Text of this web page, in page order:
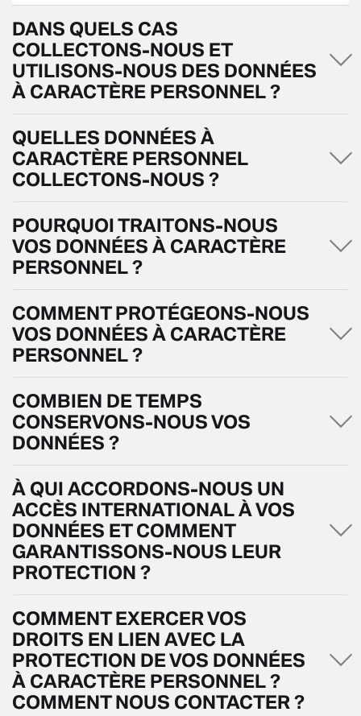
DANS QUELS CAS
COLLECTONS-NOUS ET
UTILISONS-NOUS DES DONNÉES
À CARACTÈRE PERSONNEL ?
QUELLES DONNÉES À
CARACTÈRE PERSONNEL
COLLECTONS-NOUS ?
POURQUOI TRAITONS-NOUS
VOS DONNÉES À CARACTÈRE
PERSONNEL ?
COMMENT PROTÉGEONS-NOUS
VOS DONNÉES À CARACTÈRE
PERSONNEL ?
COMBIEN DE TEMPS
CONSERVONS-NOUS VOS
DONNÉES ?
À QUI ACCORDONS-NOUS UN
ACCÈS INTERNATIONAL À VOS
DONNÉES ET COMMENT
GARANTISSONS-NOUS LEUR
PROTECTION ?
COMMENT EXERCER VOS
DROITS EN LIEN AVEC LA
PROTECTION DE VOS DONNÉES
À CARACTÈRE PERSONNEL ?
COMMENT NOUS CONTACTER ?